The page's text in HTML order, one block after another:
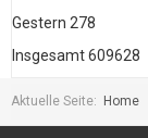
Gestern 278
Insgesamt609628
Aktuelle Seite: Home